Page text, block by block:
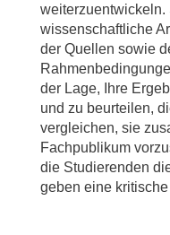
wissenschaftliche
der Quellen sowie
der Lage, Ihre
und zu beurteilen,
vergleichen, sie
Fachpublikum
die Studierenden
geben eine